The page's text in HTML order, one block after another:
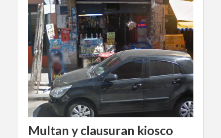
Multan y clausuran kiosco